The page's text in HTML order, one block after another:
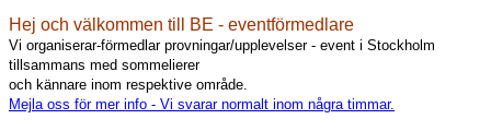
Hej och välkommen till BE - eventförmedlare
Vi organiserar-förmedlar provningar/upplevelser - event i Stockholm
tillsammans med sommelierer
och kännare inom respektive område.
Mejla oss för mer info - Vi svarar normalt inom några timmar.